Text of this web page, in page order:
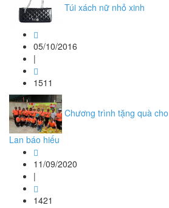
Túi xách nữ nhỏ xinh
05/10/2016
|
1511
Chương trình tặng quà
Lan báo hiếu
11/09/2020
|
1421